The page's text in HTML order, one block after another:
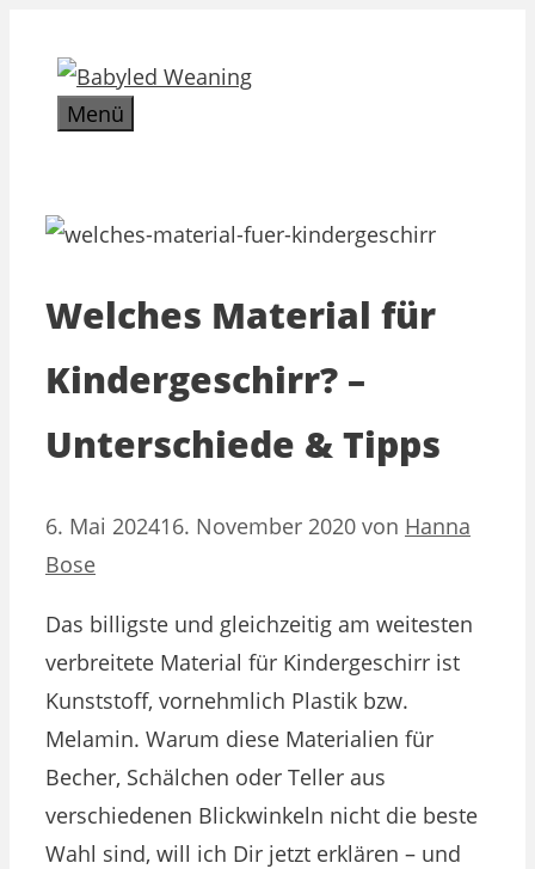
Inhalt
springenMenü
Welches Material für
Kindergeschirr? –
Unterschiede & Tipps
6. Mai 202416. November 2020 von Hanna
Bose
Das billigste und gleichzeitig am weitesten
verbreitete Material für Kindergeschirr ist
Kunststoff, vornehmlich Plastik bzw.
Melamin. Warum diese Materialien für
Becher, Schälchen oder Teller aus
verschiedenen Blickwinkeln nicht die beste
Wahl sind, will ich Dir jetzt erklären – und